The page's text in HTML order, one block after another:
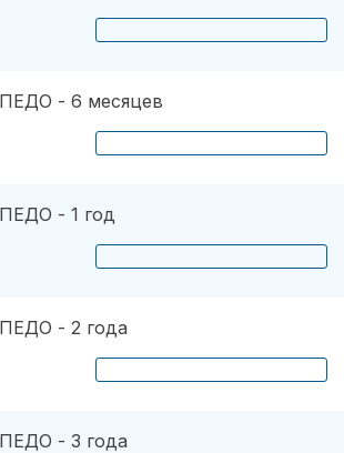
- 6 месяцев
- 1 год
- 2 года
- 3 года